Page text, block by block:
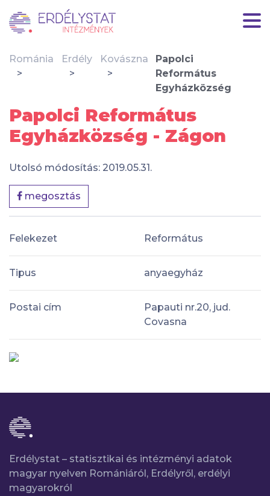
Románia Erdély Kovászna
Papolci
Református
Egyházközség
Papolci Református
Egyházközség - Zágon
Utolsó módosítás: 2019.05.31.
megosztás
Felekezet Református
Tipus anyaegyház
Postai cím
Papauti nr.20, jud.
Covasna
Erdélystat – statisztikai és intézményi adatok
magyar nyelven Romániáról, Erdélyről, erdélyi
magyarokról